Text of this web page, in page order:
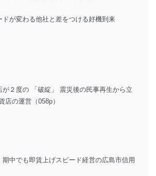
ドが変わる他社と差をつける好機到来
が２度の 「破綻」 震災後の民事再生から立
の運営（058p）
期中でも即賃上げスピード経営の広島市信用